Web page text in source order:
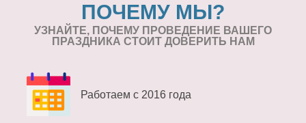
ПОЧЕМУ МЫ?
УЗНАЙТЕ, ПОЧЕМУ ПРОВЕДЕНИЕ ВАШЕГО
ПРАЗДНИКА СТОИТ ДОВЕРИТЬ НАМ
Работаем с 2016 года